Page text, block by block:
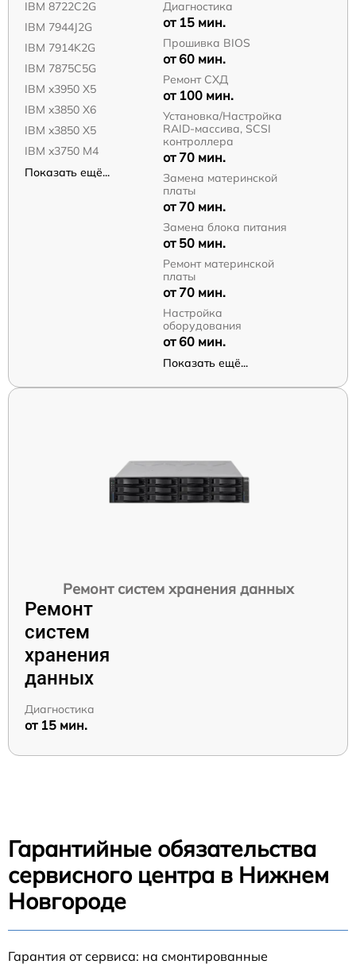
IBM 8722C2G
IBM 7944J2G
IBM 7914K2G
IBM 7875C5G
IBM x3950 X5
IBM x3850 X6
IBM x3850 X5
IBM x3750 M4
Показать ещё...
Диагностика
от 15 мин.
Прошивка BIOS
от 60 мин.
Ремонт СХД
от 100 мин.
Установка/Настройка
RAID-массива, SCSI
контроллера
от 70 мин.
Замена материнской
платы
от 70 мин.
Замена блока питания
от 50 мин.
Ремонт материнской
платы
от 70 мин.
Настройка
оборудования
от 60 мин.
Показать ещё...
Ремонт систем хранения данных
Ремонт
систем
хранения
данных
Диагностика
от 15 мин.
Гарантийные обязательства
сервисного центра в Нижнем
Новгороде
Гарантия от сервиса: на смонтированные